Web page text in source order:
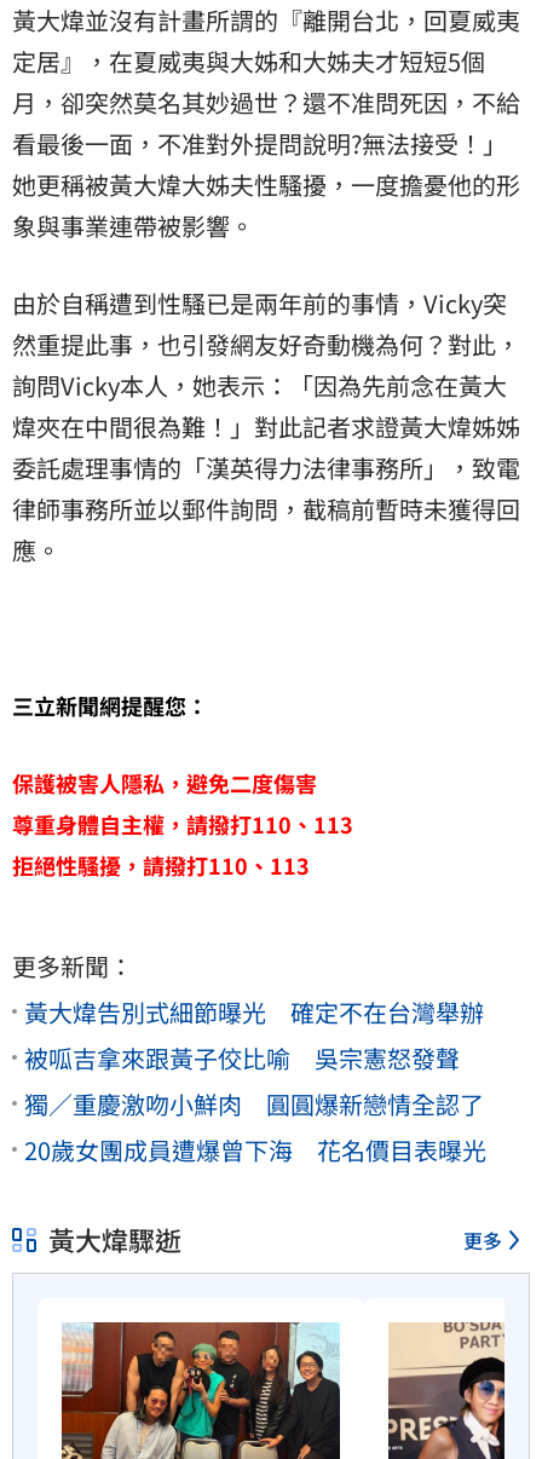
黃大煒並沒有計畫所謂的『離開台北，回夏威夷
定居』，在夏威夷與大姊和大姊夫才短短5個
月，卻突然莫名其妙過世？還不准問死因，不給
看最後一面，不准對外提問說明?無法接受！」
她更稱被黃大煒大姊夫性騷擾，一度擔憂他的形
象與事業連帶被影響。
由於自稱遭到性騷已是兩年前的事情，Vicky突
然重提此事，也引發網友好奇動機為何？對此，
詢問Vicky本人，她表示：「因為先前念在黃大
煒夾在中間很為難！」對此記者求證黃大煒姊姊
委託處理事情的「漢英得力法律事務所」，致電
律師事務所並以郵件詢問，截稿前暫時未獲得回
應。
三立新聞網提醒您：
保護被害人隱私，避免二度傷害
尊重身體自主權，請撥打110、113
拒絕性騷擾，請撥打110、113
更多新聞：
黃大煒告別式細節曝光 確定不在台灣舉辦
被呱吉拿來跟黃子佼比喻 吳宗憲怒發聲
獨／重慶激吻小鮮肉 圓圓爆新戀情全認了
20歲女團成員遭爆曾下海 花名價目表曝光
黃大煒驟逝 更多